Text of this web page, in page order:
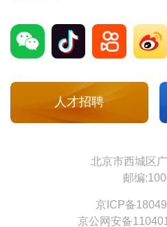
人才招聘
北京市西城区
邮编
京ICP备
京公网安备